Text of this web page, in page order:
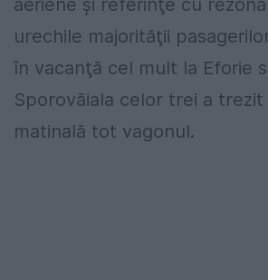
urechile majorităţii
în vacanţă cel mult la Eforie
Sporovăiala celor trei a trezit
matinală tot vagonul.